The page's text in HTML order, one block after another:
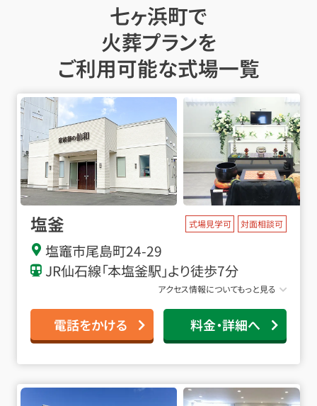
七ヶ浜町で
火葬プランを
ご利用可能な式場一覧
塩釜 式場見学可 対面相談可
塩竈市尾島町24-29
JR仙石線「本塩釜駅」より徒歩7分
アクセス情報についてもっと見る
電話をかける 料金・詳細へ